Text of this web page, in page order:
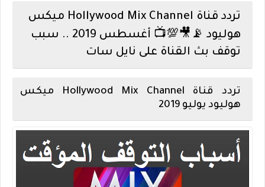
تردد قناة Hollywood Mix Channel ميكس
هوليود 📡🎥💯📺 أغسطس 2019 .. سبب
توقف بث القناة على نايل سات
تردد قناة Hollywood Mix Channel ميكس
هوليود يوليو 2019